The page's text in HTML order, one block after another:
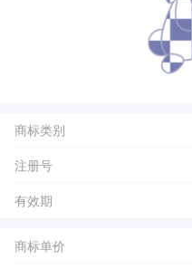
商标类别
注册号
有效期
商标单价